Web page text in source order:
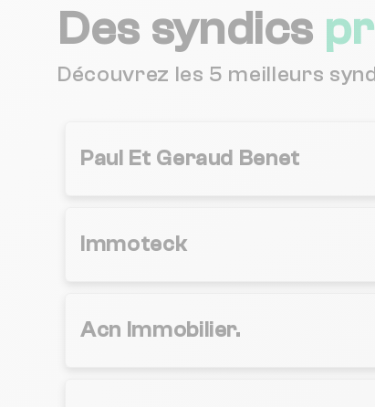
Des syndics
Découvrez les 5 meilleurs
Paul Et Geraud Benet
Immoteck
Acn Immobilier.